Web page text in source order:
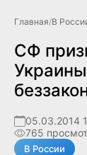
Главная/В
СФ
05.03.2014
765
В России